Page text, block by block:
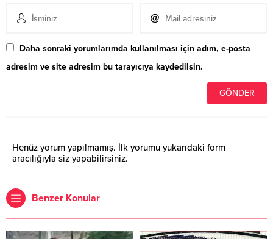
Daha sonraki yorumlarımda kullanılması için adım, e-posta
adresim ve site adresim bu tarayıcıya kaydedilsin.
Henüz yorum yapılmamış. İlk yorumu yukarıdaki form
aracılığıyla siz yapabilirsiniz.
Benzer Konular